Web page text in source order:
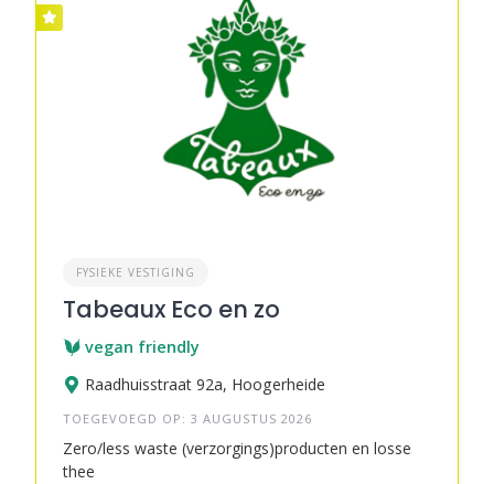
FYSIEKE VESTIGING
Tabeaux Eco en zo
vegan friendly
Raadhuisstraat 92a, Hoogerheide
TOEGEVOEGD OP: 3 AUGUSTUS 2026
Zero/less waste (verzorgings)producten en losse
thee